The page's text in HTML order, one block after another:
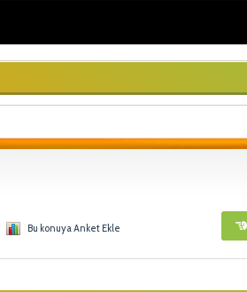
Bu konuya Anket Ekle